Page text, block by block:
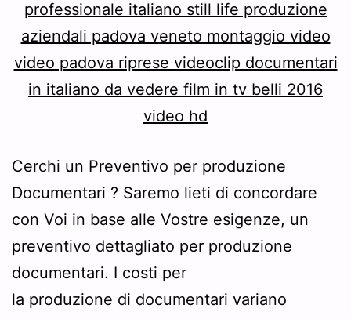
Cerchi un Preventivo per produzione
Documentari ? Saremo lieti di concordare
con Voi in base alle Vostre esigenze, un
preventivo dettagliato per produzione
documentari. I costi per
la produzione di documentari variano